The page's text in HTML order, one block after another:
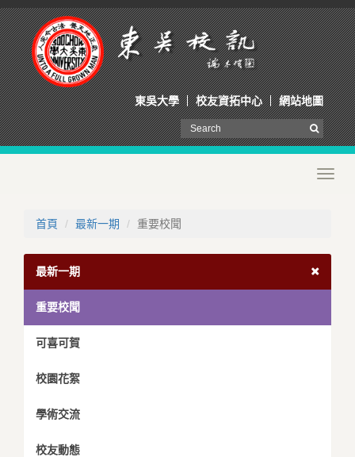
東吳大學 校友資拓中心 網站地圖
首頁 最新一期 重要校聞
最新一期
重要校聞
可喜可賀
校園花絮
學術交流
校友動態